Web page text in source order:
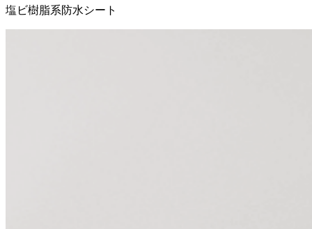
塩ビ樹脂系防水シート